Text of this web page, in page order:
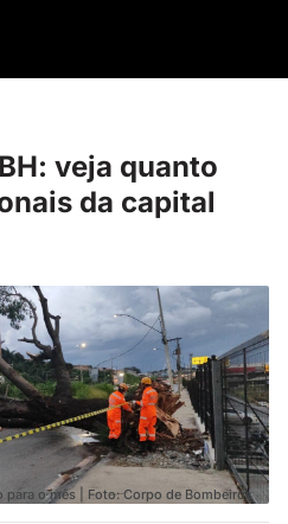
veja quanto
da capital
para o mês | Foto: Corpo de Bombeiros